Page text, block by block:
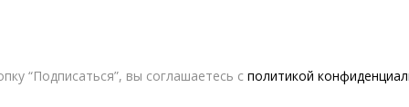
“Подписаться”, вы соглашаетесь с политикой